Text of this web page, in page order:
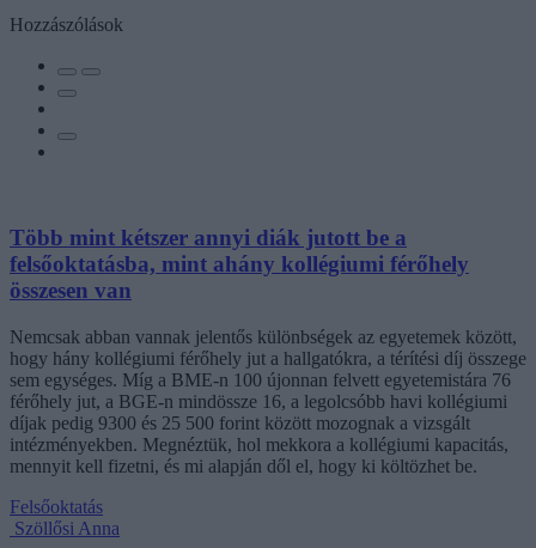
Hozzászólások
Több mint kétszer annyi diák jutott be a
felsőoktatásba, mint ahány kollégiumi férőhely
összesen van
Nemcsak abban vannak jelentős különbségek az egyetemek között,
hogy hány kollégiumi férőhely jut a hallgatókra, a térítési díj összege
sem egységes. Míg a BME-n 100 újonnan felvett egyetemistára 76
férőhely jut, a BGE-n mindössze 16, a legolcsóbb havi kollégiumi
díjak pedig 9300 és 25 500 forint között mozognak a vizsgált
intézményekben. Megnéztük, hol mekkora a kollégiumi kapacitás,
mennyit kell fizetni, és mi alapján dől el, hogy ki költözhet be.
Felsőoktatás
Szöllősi Anna